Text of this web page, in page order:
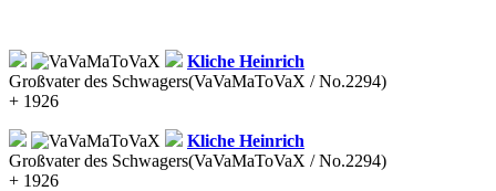
Kliche Heinrich
Großvater des Schwagers(VaVaMaToVaX / No.2294)
+ 1926
Kliche Heinrich
Großvater des Schwagers(VaVaMaToVaX / No.2294)
+ 1926